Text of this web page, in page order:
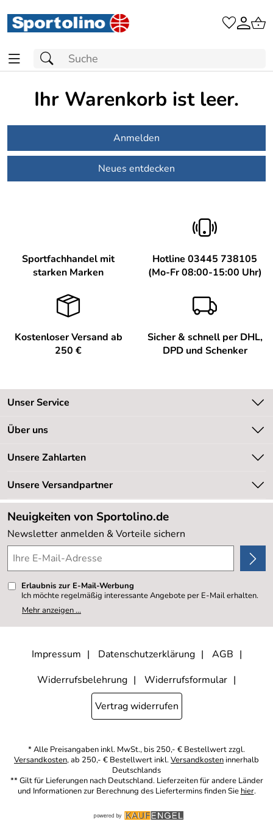
Warenkorb
Ihr Warenkorb ist leer.
Anmelden
Neues entdecken
Sportfachhandel mit
starken Marken
Hotline 03445 738105
(Mo-Fr 08:00-15:00 Uhr)
Kostenloser Versand ab
250 €
Sicher & schnell per DHL,
DPD und Schenker
Unser Service
Kontakt
Newsletter
Retourenabwicklung
Lieferbedingungen
Kundenlogin
Über uns
Unsere Bestseller
Neu
Sale %
Kundenbewertungen (20.178)
4,8/5*****
Unsere Zahlarten
Unsere Versandpartner
Neuigkeiten von Sportolino.de
Newsletter anmelden & Vorteile sichern
Erlaubnis zur E-Mail-Werbung
Ich möchte regelmäßig interessante Angebote per E-Mail erhalten.
Meine E-Mail-Adresse wird nicht an andere Unternehmen
weitergegeben. Zu statistischen Zwecken wird in anonymer Form
kann ich jederzeit mit Wirkung für die Zukunft widerrufen, indem ich
den Link "Abmelden" am Ende des Newsletters anklicke oder die
Datenschutzerklärung habe ich zur Kenntnis genommen.
Mehr anzeigen ...
Impressum Datenschutzerklärung
AGB
Widerrufsbelehrung
Widerrufsformular
Vertrag widerrufen
* Alle Preisangaben inkl. MwSt., bis 250,- € Bestellwert zzgl.
Versandkosten, ab 250,- € Bestellwert inkl.Versandkosten innerhalb
Deutschlands
** Gilt für Lieferungen nach Deutschland. Lieferzeiten für andere Länder
und Informationen zur Berechnung des Liefertermins finden Sie hier.